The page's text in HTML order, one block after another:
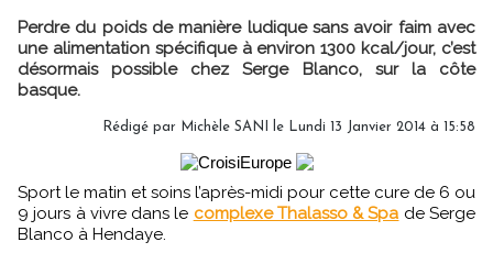
Perdre du poids de manière ludique sans avoir faim avec
une alimentation spécifique à environ 1300 kcal/jour, c’est
désormais possible chez Serge Blanco, sur la côte
basque.
Rédigé par Michèle SANI le Lundi 13 Janvier 2014 à 15:58
Sport le matin et soins l’après-midi pour cette cure de 6 ou
9 jours à vivre dans le complexe Thalasso & Spa de Serge
Blanco à Hendaye.